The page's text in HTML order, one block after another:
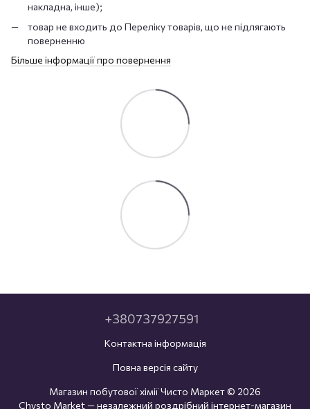
накладна, інше);
товар не входить до Переліку товарів, що не підлягають
поверненню
Більше інформації про повернення
+380737927591
Контактна інформація
Повна версія сайту
Магазин побутової хімії Чисто Маркет © 2026
Chysto Market — незалежний роздрібний інтернет-магазин